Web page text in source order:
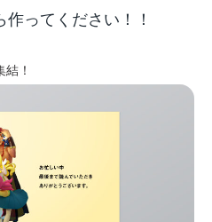
ってください！！
！